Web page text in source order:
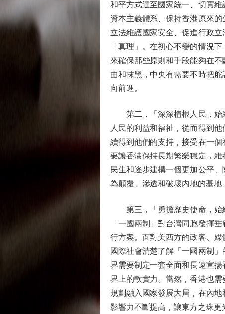
和平方式達至國家統一、切實
資本主義體系、保持香港原來
立法維護國家安全、促進行政
「真理」。在初心不變的情況
來確保那些原則和手段能夠在
曲和抹黑，中央有需要不時把
向前進。
第二，「深深植根人民，始終
人民的利益和福祉，從而得到
續得到他們的支持，接受在一
要讓香港保持長期繁榮穩定，
民生和逐步建構一個更加公平
為顛覆、滲透和破壞內地的基地
第三，「勇擔歷史使命，始終
「一國兩制」對台灣同胞發揮
行方案。面對美西方的政客、
國際社會清楚了解「一國兩制
界需要制定一套全面和長遠宣
界上的軟實力。當然，香港也
規劃融入國家發展大局，在內
影響力不斷提高，讓東方之珠更